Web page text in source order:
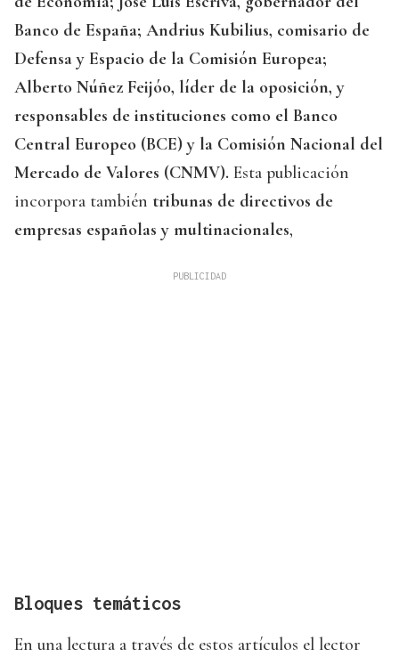
Banco de España; Andrius Kubilius, comisario de
Defensa y Espacio de la Comisión Europea;
Alberto Núñez Feijóo, líder de la oposición, y
responsables de instituciones como el Banco
Central Europeo (BCE) y la Comisión Nacional del
Mercado de Valores (CNMV). Esta publicación
incorpora también tribunas de directivos de
empresas españolas y multinacionales,
Bloques temáticos
En una lectura a través de estos artículos el lector